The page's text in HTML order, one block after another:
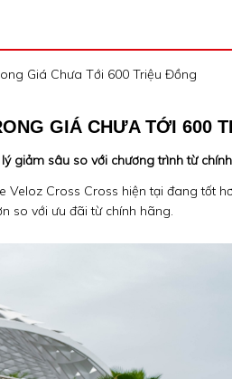
Giá Chưa Tới 600 Triệu Đồng
GIÁ CHƯA TỚI 600
giảm sâu so với chương trình từ
Cross Cross hiện tại đang tốt
so với ưu đãi từ chính hãng.